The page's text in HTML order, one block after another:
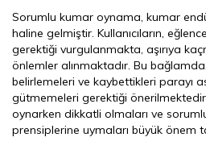
Sorumlu kumar oynama, kumar
haline gelmiştir. Kullanıcıların,
gerektiği vurgulanmakta, aşırıya
önlemler alınmaktadır. Bu
belirlemeleri ve kaybettikleri parayı
gütmemeleri gerektiği önerilmektedir.
oynarken dikkatli olmaları ve
prensiplerine uymaları büyük önem